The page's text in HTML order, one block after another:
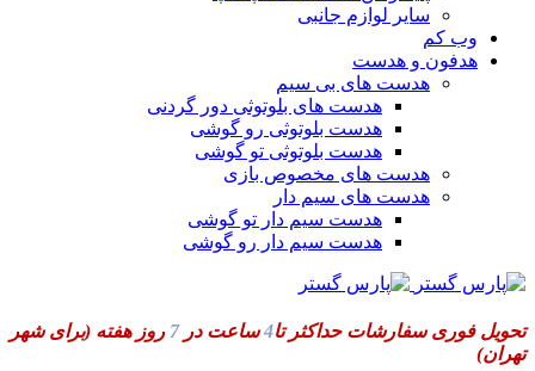
سایر لوازم جانبی
وب کم
هدفون و هدست
هدست های بی سیم
هدست های بلوتوثی دور گردنی
هدست بلوتوثی رو گوشی
هدست بلوتوثی تو گوشی
هدست های مخصوص بازی
هدست های سیم دار
هدست سیم دار تو گوشی
هدست سیم دار رو گوشی
تحویل فوری سفارشات حداکثر تا4ساعت در7 روز هفته (برای شهر
تهران)